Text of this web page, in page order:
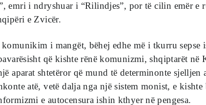
emri i ndryshuar i “Rilindjes”, por të cilin emër e
e Zvicër.
i mangët, bëhej edhe më i tkurru sepse
që kishte rënë komunizmi, shqiptarët në
aparat shtetëror që mund të determinonte sjelljen
atë, vetë dalja nga një sistem monist, e kishte
e autocensura ishin kthyer në pengesa.